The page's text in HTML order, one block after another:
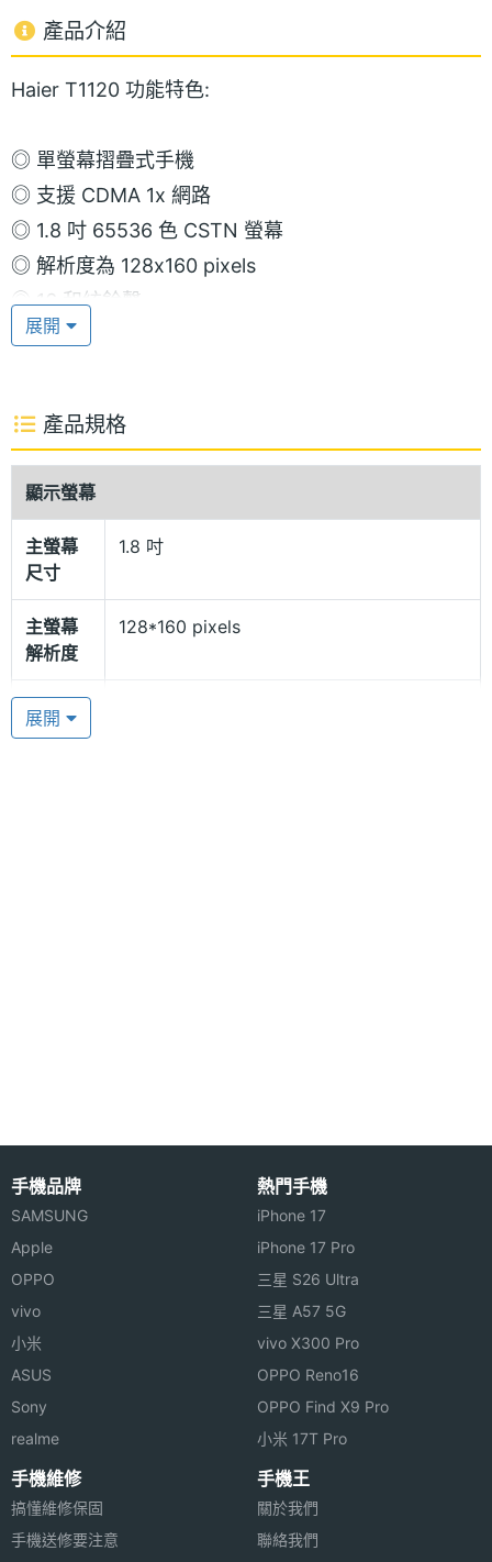
產品介紹
Haier T1120 功能特色:
◎ 單螢幕摺疊式手機
◎ 支援 CDMA 1x 網路
◎ 1.8 吋 65536 色 CSTN 螢幕
◎ 解析度為 128x160 pixels
◎ 16 和絃鈴聲
◎ 支援 SMS 文字簡訊
※本文為 SOGI 手機王版權所有，未經授權不得轉載使用※
展開
產品規格
顯示螢幕
主螢幕
尺寸
1.8 吋
主螢幕
解析度
128*160 pixels
主螢幕
材質
量
最大通
話時間
機時間
機體規格
度
機身寬
展開
手機品牌
SAMSUNG
Apple
OPPO
vivo
小米
ASUS
Sony
realme
熱門手機
iPhone 17
iPhone 17 Pro
三星 S26 Ultra
三星 A57 5G
vivo X300 Pro
OPPO Reno16
OPPO Find X9 Pro
小米 17T Pro
手機維修
搞懂維修保固
手機送修要注意
手機王
關於我們
聯絡我們